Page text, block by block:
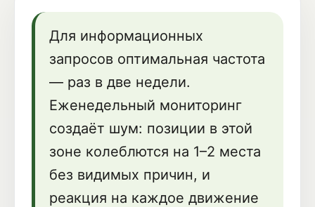
Для информационных
запросов оптимальная частота
— раз в две недели.
Еженедельный мониторинг
создаёт шум: позиции в этой
зоне колеблются на 1–2 места
без видимых причин, и
реакция на каждое движение